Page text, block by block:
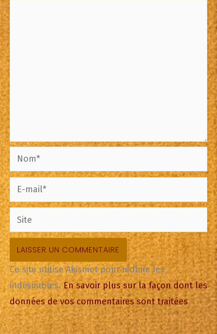
Nom*
mail*
Site
Ce site utilise Akismet pour réduire les
indésirables.En savoir plus sur la façon dont les
données de vos commentaires sont traitées.